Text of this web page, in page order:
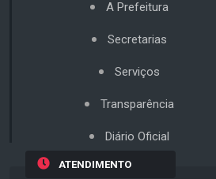
A Prefeitura
Secretarias
Serviços
Transparência
Diário Oficial
ATENDIMENTO